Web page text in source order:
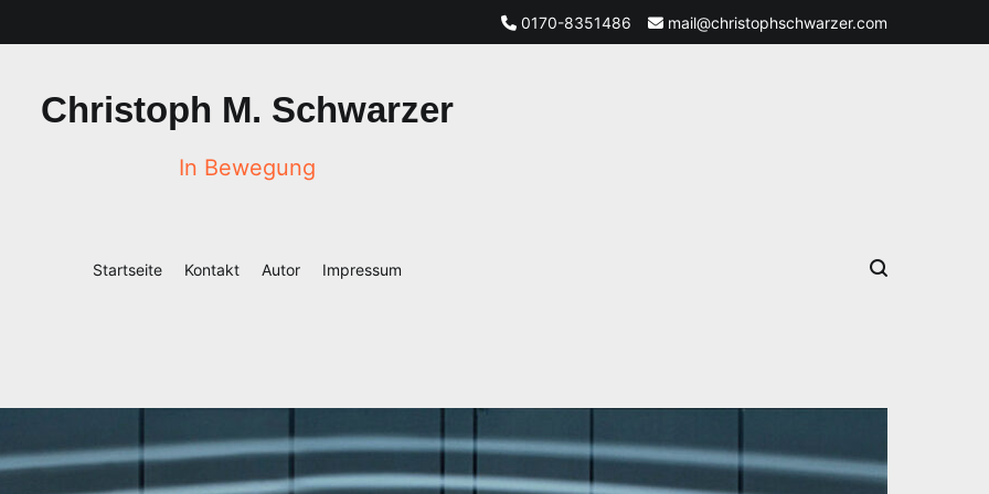
0170-8351486 mail@christophschwarzer.com
Christoph M. Schwarzer
In Bewegung
Startseite Kontakt Autor Impressum